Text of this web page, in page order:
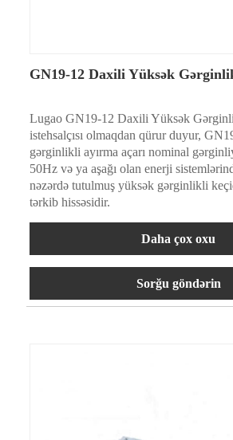
GN19-12 Daxili Yüksək
Lugao GN19-12 Daxili Yüksək
istehsalçısı olmaqdan qürur duyur,
gərginlikli ayırma açarı nominal
50Hz və ya aşağı olan enerji
nəzərdə tutulmuş yüksək gərginlikli
tərkib hissəsidir.
Daha çox oxu
Sorğu göndərin